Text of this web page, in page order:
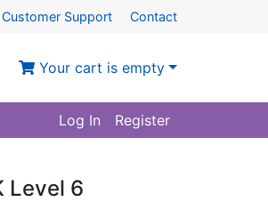
Customer Support Contact
Your cart is empty
Log In Register
Level 6